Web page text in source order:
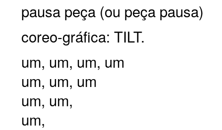
pausa peça (ou peça pausa)
coreo-gráfica: TILT.
um, um, um, um
um, um, um
um, um,
um,